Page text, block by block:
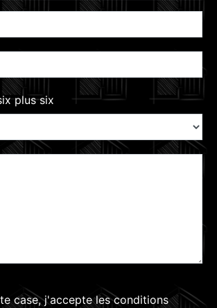
plus six
case, j'accepte les conditions